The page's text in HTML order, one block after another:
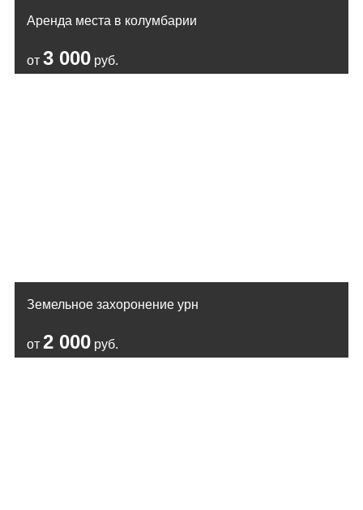
Аренда места в колумбарии
от 3 000 руб.
Земельное захоронение урн
от 2 000 руб.